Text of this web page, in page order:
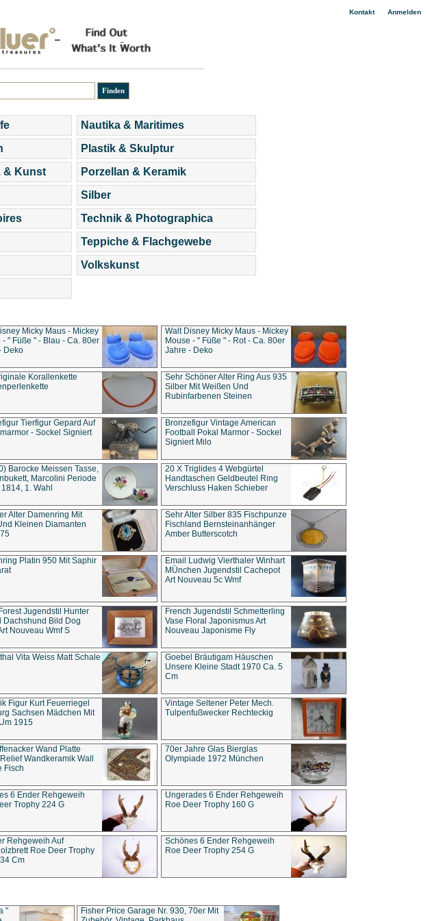
Kontakt| Anmelden
& Kunst
Nautika & Maritimes
Plastik & Skulptur
Porzellan & Keramik
Silber
Technik & Photographica
Teppiche & Flachgewebe
Volkskunst
Micky Maus - Mickey
- " Füße " - Blau - Ca. 80er
Deko
Walt Disney Micky Maus - Mickey
Mouse - " Füße " - Rot - Ca. 80er
Jahre - Deko
Korallenkette
Sehr Schöner Alter Ring Aus 935
Silber Mit Weißen Und
Rubinfarbenen Steinen
Tierfigur Gepard Auf
- Sockel Signiert
Bronzefigur Vintage American
Football Pokal Marmor - Sockel
Signiert Milo
Barocke Meissen Tasse,
Marcolini Periode
1. Wahl
20 X Triglides 4 Webgürtel
Handtaschen Geldbeutel Ring
Verschluss Haken Schieber
Alter Damenring Mit
Kleinen Diamanten
Sehr Alter Silber 835 Fischpunze
Fischland Bernsteinanhänger
Amber Butterscotch
Platin 950 Mit Saphir
Email Ludwig Vierthaler Winhart
MÜnchen Jugendstil Cachepot
Art Nouveau 5c Wmf
Jugendstil Hunter
Dachshund Bild Dog
Nouveau Wmf S
French Jugendstil Schmetterling
Vase Floral Japonismus Art
Nouveau Japonisme Fly
Vita Weiss Matt Schale
Goebel Bräutigam Häuschen
Unsere Kleine Stadt 1970 Ca. 5
Cm
Figur Kurt Feuerriegel
Sachsen Mädchen Mit
1915
Vintage Seltener Peter Mech.
Tulpenfußwecker Rechteckig
Wand Platte
Wandkeramik Wall
Fisch
70er Jahre Glas Bierglas
Olympiade 1972 München
6 Ender Rehgeweih
Trophy 224 G
Ungerades 6 Ender Rehgeweih
Roe Deer Trophy 160 G
Rehgeweih Auf
Roe Deer Trophy
Cm
Schönes 6 Ender Rehgeweih
Roe Deer Trophy 254 G
"
Fisher Price Garage Nr. 930, 70er Mit